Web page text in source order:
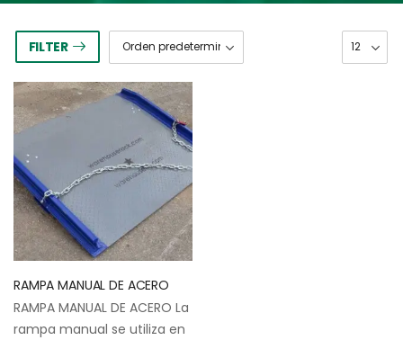
FILTER
RAMPA MANUAL DE ACERO
RAMPA MANUAL DE ACERO La
rampa manual se utiliza en